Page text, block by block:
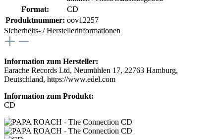
Format:
CD
Produktnummer: oov12257
Sicherheits- / Herstellerinformationen
Information zum Hersteller:
Earache Records Ltd, Neumühlen 17, 22763 Hamburg,
Deutschland, https://www.edel.com
Information zum Produkt:
CD